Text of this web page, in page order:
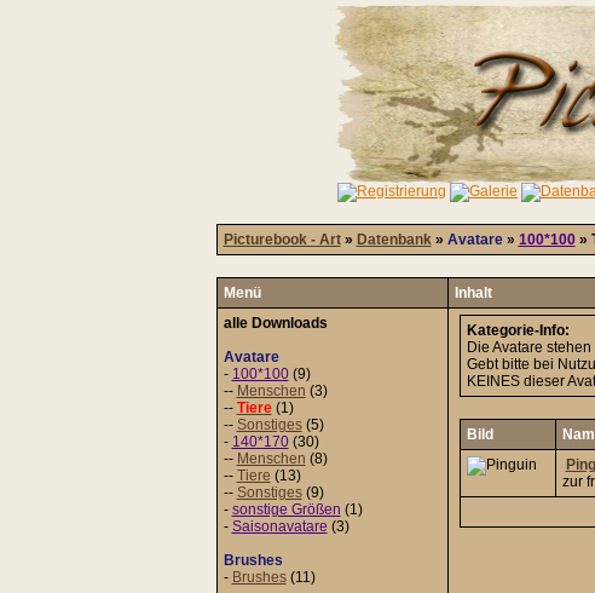
Picturebook - Art» Datenbank» Avatare» 100*100»
Menü
Inhalt
alle Downloads
Avatare
- 100*100(9)
-- Menschen (3)
-- Tiere(1)
-- Sonstiges(5)
- 140*170(30)
-- Menschen (8)
-- Tiere (13)
-- Sonstiges(9)
- sonstige Größen (1)
- Saisonavatare (3)
Brushes
- Brushes(11)
Kategorie-Info:
Die Avatare
Gebt bitte bei
KEINES dieser
Bild
zur